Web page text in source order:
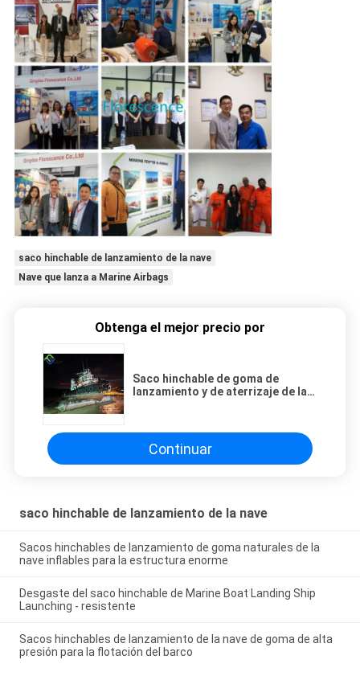
saco hinchable de lanzamiento de la nave
Nave que lanza a Marine Airbags
Obtenga el mejor precio por
Saco hinchable de goma de
lanzamiento y de aterrizaje de la
Continuar
saco hinchable de lanzamiento de la nave
Sacos hinchables de lanzamiento de goma naturales de la
nave inflables para la estructura enorme
Desgaste del saco hinchable de Marine Boat Landing Ship
Launching - resistente
Sacos hinchables de lanzamiento de la nave de goma de alta
presión para la flotación del barco